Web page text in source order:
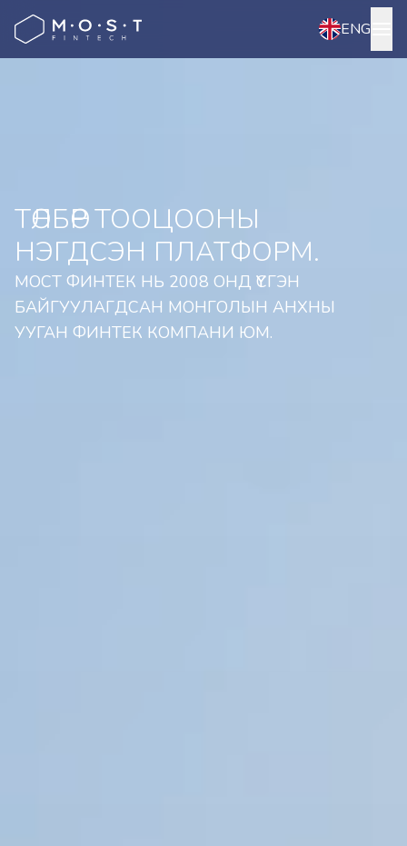
ENG
ТӨЛБӨР ТООЦООНЫ
НЭГДСЭН ПЛАТФОРМ.
МОСТ ФИНТЕК НЬ 2008 ОНД ҮҮСГЭН
БАЙГУУЛАГДСАН МОНГОЛЫН АНХНЫ
УУГАН ФИНТЕК КОМПАНИ ЮМ.